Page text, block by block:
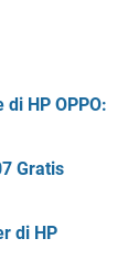
HP OPPO:
Gratis
di HP